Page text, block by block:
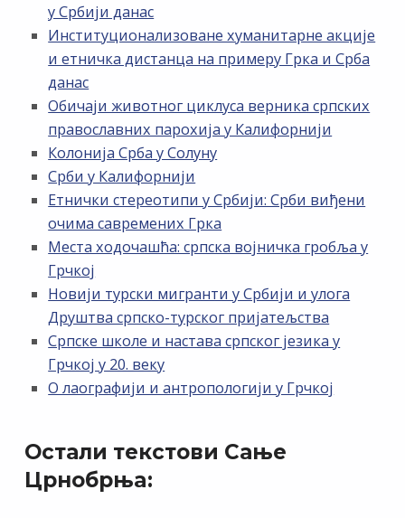
у Србији данас
Институционализоване хуманитарне акције
и етничка дистанца на примеру Грка и Срба
данас
Обичаји животног циклуса верника српских
православних парохија у Калифорнији
Колонија Срба у Солуну
Срби у Калифорнији
Етнички стереотипи у Србији: Срби виђени
очима савремених Грка
Места ходочашћа: српска војничка гробља у
Грчкој
Новији турски мигранти у Србији и улога
Друштва српско-турског пријатељства
Српске школе и настава српског језика у
Грчкој у 20. веку
О лаографији и антропологији у Грчкој
Остали текстови Сање
Црнобрњa: